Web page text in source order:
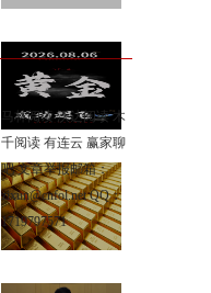
马林阅读 沃达阅读 木
千阅读 有连云 赢家聊
吧 文章举报邮箱：
zixun@cnfol.netQQ：
1719797571